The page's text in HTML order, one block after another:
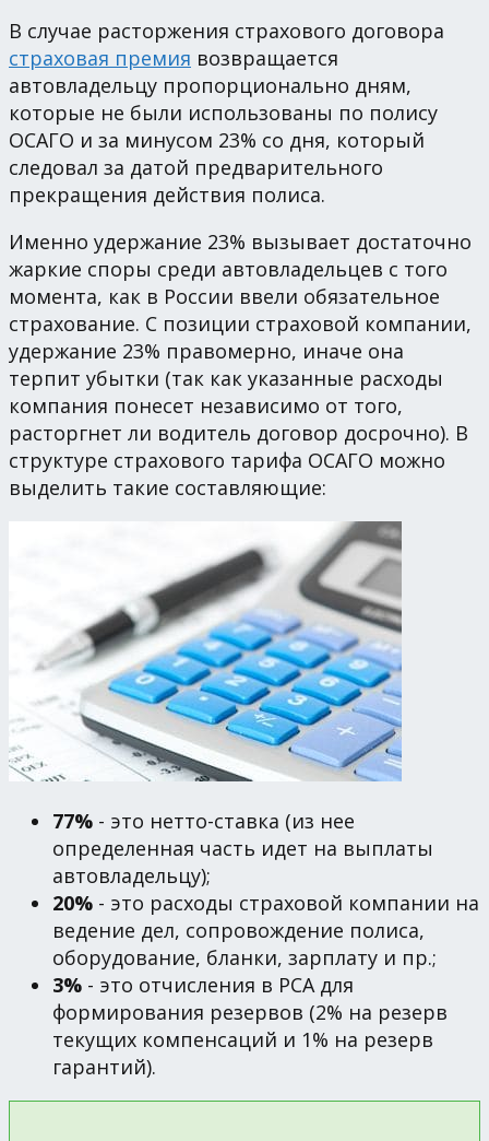
В случае расторжения страхового договора
страховая премия возвращается
автовладельцу пропорционально дням,
которые не были использованы по полису
ОСАГО и за минусом 23% со дня, который
следовал за датой предварительного
прекращения действия полиса.
Именно удержание 23% вызывает достаточно
жаркие споры среди автовладельцев с того
момента, как в России ввели обязательное
страхование. С позиции страховой компании,
удержание 23% правомерно, иначе она
терпит убытки (так как указанные расходы
компания понесет независимо от того,
расторгнет ли водитель договор досрочно). В
структуре страхового тарифа ОСАГО можно
выделить такие составляющие:
77% - это нетто-ставка (из нее
определенная часть идет на выплаты
автовладельцу);
20% - это расходы страховой компании на
ведение дел, сопровождение полиса,
оборудование, бланки, зарплату и пр.;
3% - это отчисления в РСА для
формирования резервов (2% на резерв
текущих компенсаций и 1% на резерв
гарантий).